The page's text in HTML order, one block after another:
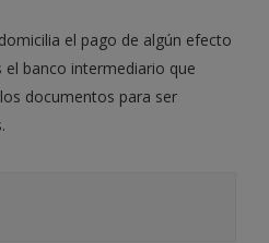
el pago de algún efecto
banco intermediario que
documentos para ser